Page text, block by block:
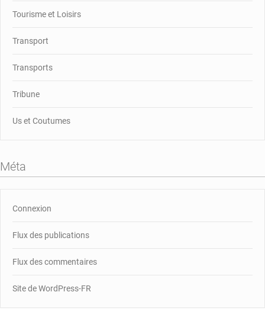
Tourisme et Loisirs
Transport
Transports
Tribune
Us et Coutumes
Méta
Connexion
Flux des publications
Flux des commentaires
Site de WordPress-FR